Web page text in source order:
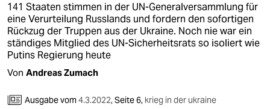
141 Staaten stimmen in der UN-Generalversammlung für
eine Verurteilung Russlands und fordern den sofortigen
Rückzug der Truppen aus der Ukraine. Noch nie war ein
ständiges Mitglied des UN-Sicherheitsrats so isoliert wie
Putins Regierung heute
Von Andreas Zumach
Ausgabe vom4.3.2022,Seite 6, krieg in der ukraine